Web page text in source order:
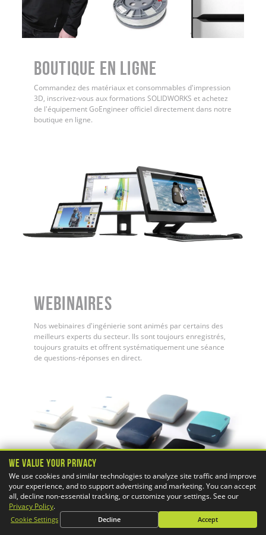
Boutique en ligne
Commandez des matériaux et consommables d'impression
3D, inscrivez-vous aux formations SOLIDWORKS et achetez
de l'équipement GoEngineer officiel directement dans notre
boutique en ligne.
WEBINAIRES
Nos webinaires d'ingénierie sont animés par certains des
meilleurs experts du secteur. Ils sont toujours enregistrés,
toujours gratuits et offrent systématiquement une séance
de questions-réponses en direct.
We Value Your Privacy
We use cookies and similar technologies to analyze site traffic and improve
your experience, and to support advertising and marketing. You can accept
all, decline non-essential tracking, or customize your settings. See our
Privacy Policy.
Cookie Settings Decline Accept